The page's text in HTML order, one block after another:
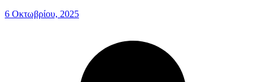
6 Οκτωβρίου, 2025